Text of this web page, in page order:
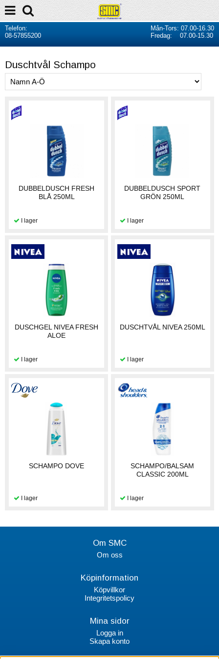
Telefon:
08-57855200
Mån-Tors: 07.00-16.30
Fredag: 07.00-15.30
Duschtvål Schampo
DUBBELDUSCH FRESH
BLÅ 250ML
DUBBELDUSCH SPORT
GRÖN 250ML
DUSCHGEL NIVEA FRESH
ALOE
DUSCHTVÅL NIVEA 250ML
SCHAMPO DOVE
SCHAMPO/BALSAM
CLASSIC 200ML
Om SMC
Om oss
Köpinformation
Köpvillkor
Integritetspolicy
Mina sidor
Logga in
Skapa konto